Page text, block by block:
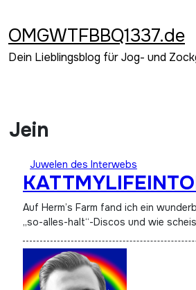
springen
OMGWTFBBQ1337.de
Dein Lieblingsblog für Jog- und
Jein
Juwelen des Interwebs
Auf Herm’s Farm fand ich ein wunderbares Posting ueber
„so-alles-halt“-Discos und wie